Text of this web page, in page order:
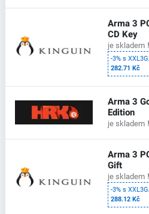
Arma 3
CD Key
je skladem
-3% s
282.71 Kč
Arma 3
Edition
je skladem
Arma 3
Gift
je skladem
-3% s
288.12 Kč